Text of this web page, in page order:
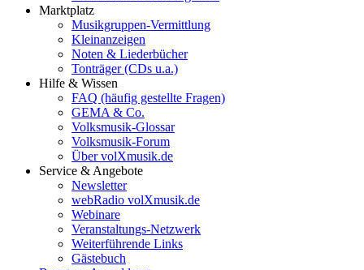
Marktplatz
Musikgruppen-Vermittlung
Kleinanzeigen
Noten & Liederbücher
Tonträger (CDs u.a.)
Hilfe & Wissen
FAQ (häufig gestellte Fragen)
GEMA & Co.
Volksmusik-Glossar
Volksmusik-Forum
Über volXmusik.de
Service & Angebote
Newsletter
webRadio volXmusik.de
Webinare
Veranstaltungs-Netzwerk
Weiterführende Links
Gästebuch